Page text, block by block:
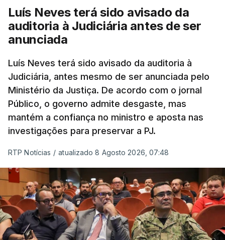
cidadãos adultos em situação ilegal, se
tiverem filhos menores.
prazo de 60 dias, os imigrantes terão que ser
libertados,ainda que os seus pedidos de asilo
tenham sido rejeitados pelas autoridades
competentes”, referem.
“Isto é de uma enorme irresponsabilidade
poderem entrar e residir legalmente em Portugal”,
acrescenta, concluindo que“são exactamente
este tipo de actos políticos irresponsáveis que
produzem o designado efeito de chamada, ou
por outras palavras, são estes buracos na lei
Luís Neves terá sido avisado da
auditoria à Judiciária antes de ser
anunciada
Luís Neves terá sido avisado da auditoria à
Judiciária, antes mesmo de ser anunciada pelo
Ministério da Justiça. De acordo com o jornal
Público, o governo admite desgaste, mas
mantém a confiança no ministro e aposta nas
investigações para preservar a PJ.
RTP Notícias / atualizado 8 Agosto 2026, 07:48